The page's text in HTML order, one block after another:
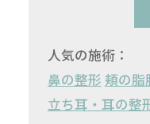
人気の施術：
鼻の整形 頬の脂
立ち耳・耳の整